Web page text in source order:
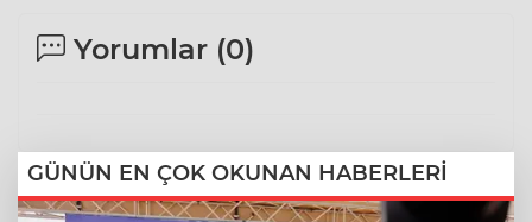
Yorumlar (0)
GÜNÜN EN ÇOK OKUNAN HABERLERİ